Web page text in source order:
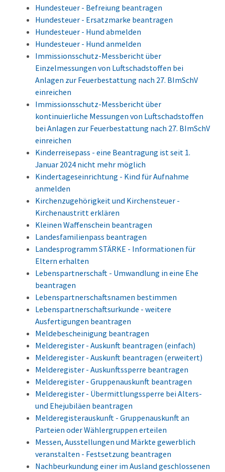
Hundesteuer - Befreiung beantragen
Hundesteuer - Ersatzmarke beantragen
Hundesteuer - Hund abmelden
Hundesteuer - Hund anmelden
Immissionsschutz-Messbericht über
Einzelmessungen von Luftschadstoffen bei
Anlagen zur Feuerbestattung nach 27. BImSchV
einreichen
Immissionsschutz-Messbericht über
kontinuierliche Messungen von Luftschadstoffen
bei Anlagen zur Feuerbestattung nach 27. BImSchV
einreichen
Kinderreisepass - eine Beantragung ist seit 1.
Januar 2024 nicht mehr möglich
Kindertageseinrichtung - Kind für Aufnahme
anmelden
Kirchenzugehörigkeit und Kirchensteuer -
Kirchenaustritt erklären
Kleinen Waffenschein beantragen
Landesfamilienpass beantragen
Landesprogramm STÄRKE - Informationen für
Eltern erhalten
Lebenspartnerschaft - Umwandlung in eine Ehe
beantragen
Lebenspartnerschaftsnamen bestimmen
Lebenspartnerschaftsurkunde - weitere
Ausfertigungen beantragen
Meldebescheinigung beantragen
Melderegister - Auskunft beantragen (einfach)
Melderegister - Auskunft beantragen (erweitert)
Melderegister - Auskunftssperre beantragen
Melderegister - Gruppenauskunft beantragen
Melderegister - Übermittlungssperre bei Alters-
und Ehejubiläen beantragen
Melderegisterauskunft - Gruppenauskunft an
Parteien oder Wählergruppen erteilen
Messen, Ausstellungen und Märkte gewerblich
veranstalten - Festsetzung beantragen
Nachbeurkundung einer im Ausland geschlossenen